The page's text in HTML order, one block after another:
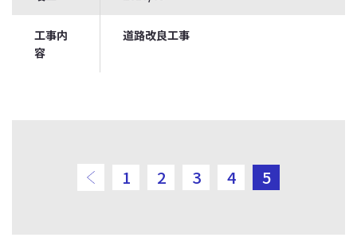
工事内
容
道路改良工事
前のページ
1 2 3 4 5